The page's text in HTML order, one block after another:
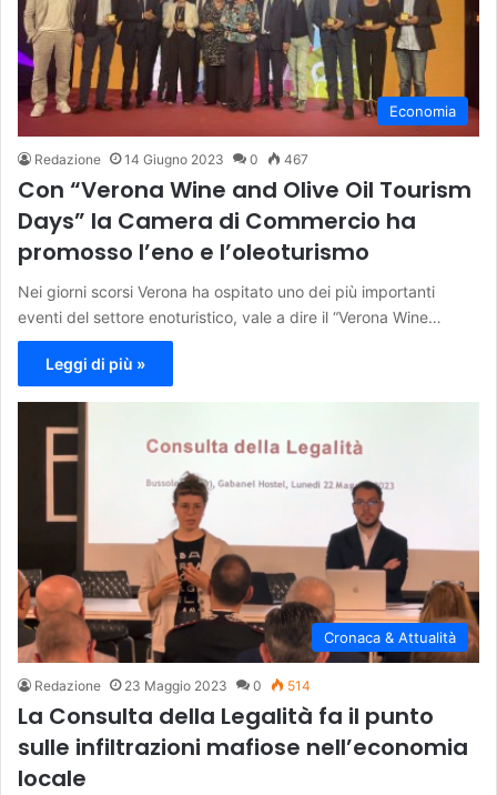
Economia
Redazione 14 Giugno 2023 0 467
Con “Verona Wine and Olive Oil Tourism
Days” la Camera di Commercio ha
promosso l’eno e l’oleoturismo
Nei giorni scorsi Verona ha ospitato uno dei più importanti
eventi del settore enoturistico, vale a dire il “Verona Wine…
Leggi di più »
Cronaca & Attualità
Redazione 23 Maggio 2023 0 514
La Consulta della Legalità fa il punto
sulle infiltrazioni mafiose nell’economia
locale